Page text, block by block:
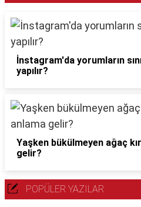
İnstagram'da yorumların
yapılır?
Yaşken bükülmeyen ağaç
gelir?
POPÜLER YAZILAR